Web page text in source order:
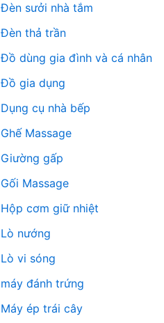
Đèn sưởi nhà tắm
Đèn thả trần
Đồ dùng gia đình và cá nhân
Đồ gia dụng
Dụng cụ nhà bếp
Ghế Massage
Giường gấp
Gối Massage
Hộp cơm giữ nhiệt
Lò nướng
Lò vi sóng
máy đánh trứng
Máy ép trái cây